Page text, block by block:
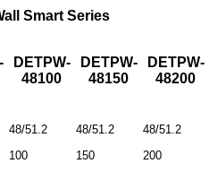
Smart Series
DETPW-
48100
DETPW-
48150
DETPW-
48200
48/51.2 48/51.2
48/51.2
100 150
200